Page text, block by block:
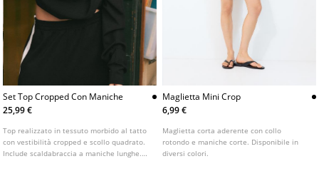
Set Top Cropped Con Maniche
25,99 €
Top realizzato in tessuto morbido al tatto
con vestibilità cropped e scollo quadrato.
Include scaldabraccia a maniche lunghe.
Maglietta Mini Crop
6,99 €
Maglietta corta aderente con collo
rotondo e maniche corte. Disponibile in
diversi colori.